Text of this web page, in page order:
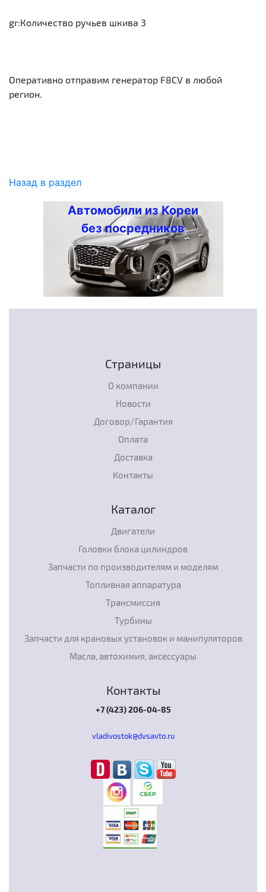
gr:Количество ручьев шкива 3
Оперативно отправим генератор F8CV в любой
регион.
Назад в раздел
Автомобили из Кореи
без посредников
Страницы
О компании
Новости
Договор/Гарантия
Оплата
Доставка
Контакты
Каталог
Двигатели
Головки блока цилиндров
Запчасти по производителям и моделям
Топливная аппаратура
Трансмиссия
Турбины
Запчасти для крановых установок и манипуляторов
Масла, автохимия, аксессуары
Контакты
+7 (423) 206-04-85
vladivostok@dvsavto.ru